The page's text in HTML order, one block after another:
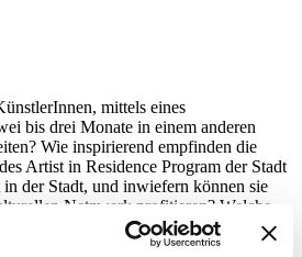
mittels eines
bis drei Monate in einem anderen
Wie inspirierend empfinden die
Artist in Residence Program der Stadt
der Stadt, und inwiefern können sie
Netzwerk profitieren? Welche
Frankfurter Künstler in Antwerpen,
Helsinki, Salzburg oder Wien